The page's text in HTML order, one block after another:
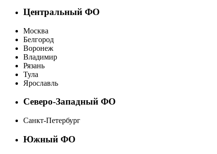
Центральный ФО
Москва
Белгород
Воронеж
Владимир
Рязань
Тула
Ярославль
Северо-Западный ФО
Санкт-Петербург
Южный ФО